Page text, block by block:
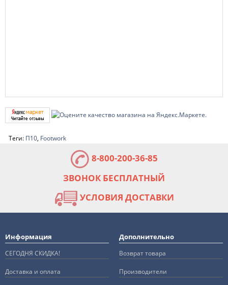
Теги: П10, Footwork
8-800-200-36-85
ЗВОНОК БЕСПЛАТНЫЙ
УСЛОВИЯ ДОСТАВКИ
Информация
СЕГОДНЯ СКИДКА!
Доставка и оплата
Дополнительно
Возврат товара
Производители